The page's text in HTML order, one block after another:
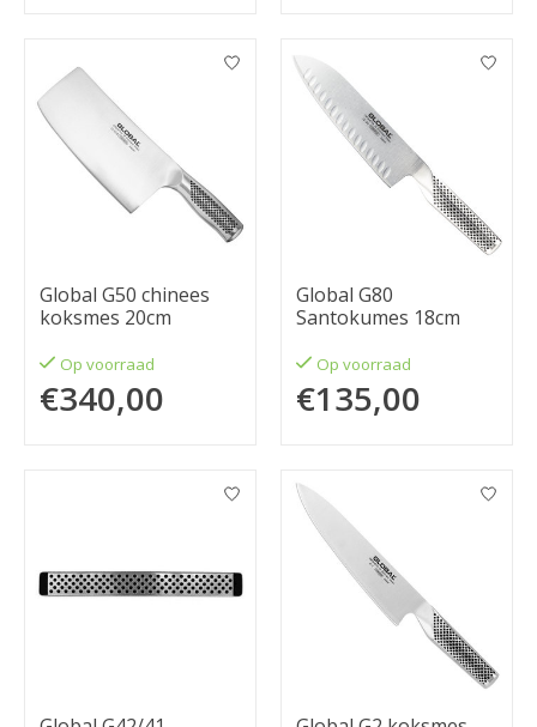
Global G50 chinees
koksmes 20cm
Op voorraad
€340,00
Global G80
Santokumes 18cm
Op voorraad
€135,00